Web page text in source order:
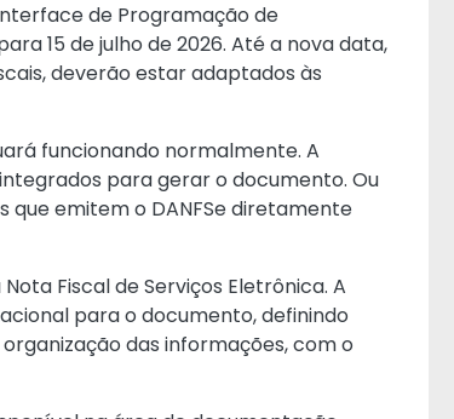
de Programação de
15 de julho de 2026. Até a nova data,
deverão estar adaptados às
funcionando normalmente. A
para gerar o documento. Ou
emitem o DANFSe diretamente
Fiscal de Serviços Eletrônica. A
para o documento, definindo
das informações, com o